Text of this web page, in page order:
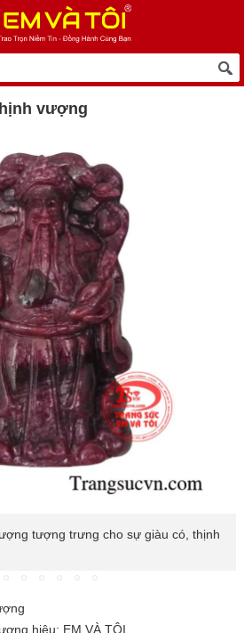
vượng
tượng trưng cho sự giàu có, thịnh
hiệu: EM VÀ TÔI